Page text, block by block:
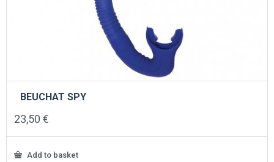
BEUCHAT SPY
23,50 €
Add to basket